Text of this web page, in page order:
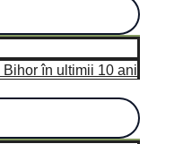
în ultimii 10 ani